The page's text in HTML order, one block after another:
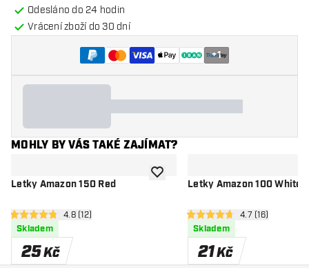
Odesláno do 24 hodin
Vrácení zboží do 30 dní
+1
MOHLY BY VÁS TAKÉ ZAJÍMAT?
Letky Amazon 150 Red
otevřít panel recenzí
4.8 hodnoticí hvězdičky
4.8 (12)
Skladem
25Kč
Přidat do seznamu přání
Letky Amazon 100 White
otevřít panel
4.7 hodnoticí hvězdičky
4.7 (16)
Skladem
21Kč